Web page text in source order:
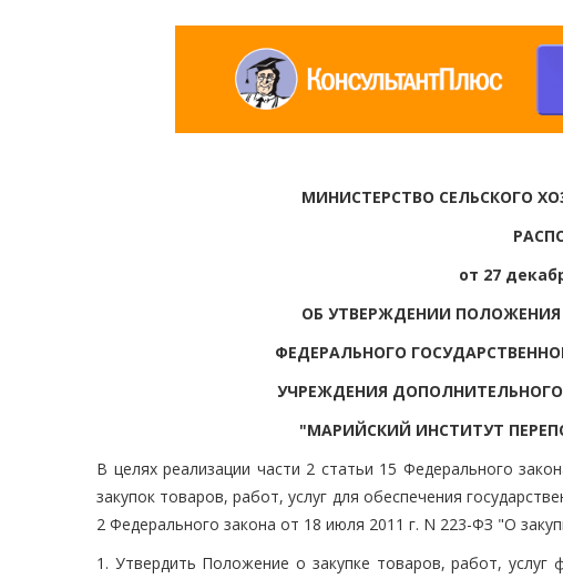
МИНИСТЕРСТВО СЕЛЬСКОГО
от 27
ОБ УТВЕРЖДЕНИИ ПОЛОЖЕНИЯ
ФЕДЕРАЛЬНОГО
УЧРЕЖДЕНИЯ
"МАРИЙСКИЙ ИНСТИТУТ
В целях реализации части 2 статьи 15 Федерального
закупок товаров, работ, услуг для обеспечения
2 Федерального закона от 18 июля 2011 г. N 223-ФЗ "О
1. Утвердить Положение о закупке товаров, работ, услуг